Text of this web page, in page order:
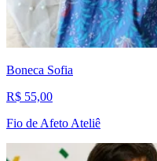
Boneca Sofia
R$ 55,00
Fio de Afeto Ateliê